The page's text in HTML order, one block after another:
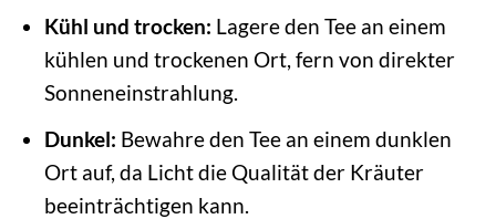
Kühl und trocken: Lagere den Tee an einem
kühlen und trockenen Ort, fern von direkter
Sonneneinstrahlung.
Dunkel: Bewahre den Tee an einem dunklen
Ort auf, da Licht die Qualität der Kräuter
beeinträchtigen kann.